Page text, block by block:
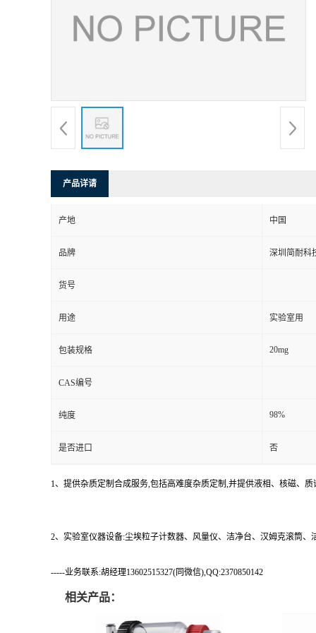
产品详请
产地 中国
品牌 深圳简耐科
货号
用途 实验室用
包装规格 20mg
CAS编号
纯度 98%
是否进口 否
1、提供杂质定制合成服务,包括高难度杂质定制,并提供液相、核磁、质
2、实验室仪器设备:尘埃粒子计数器、风量仪、洁净台、汉姆克滚筒
-----业务联系:胡经理13602515327(同微信),QQ:2370850142
相关产品：